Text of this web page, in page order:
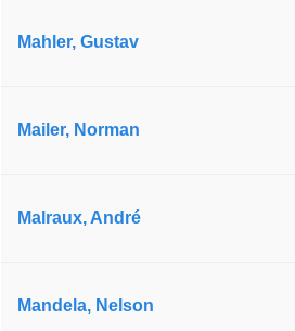
Mahler, Gustav
Mailer, Norman
Malraux, André
Mandela, Nelson